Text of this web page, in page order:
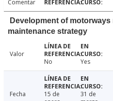
Comentar
Development of motorways
maintenance strategy
Valor
No
Yes
Fecha
15 de
31 de